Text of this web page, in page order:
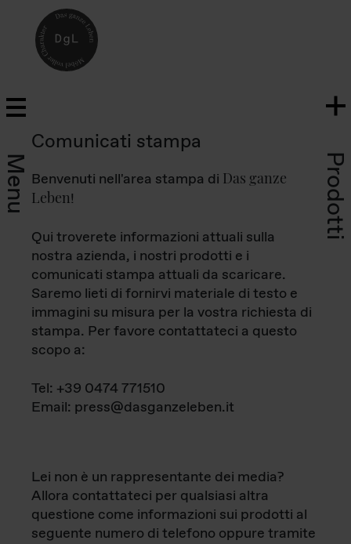
Menu Prodotti
Comunicati stampa
Benvenuti nell'area stampa di Das ganze
Leben!
Qui troverete informazioni attuali sulla
nostra azienda, i nostri prodotti e i
comunicati stampa attuali da scaricare.
Saremo lieti di fornirvi materiale di testo e
immagini su misura per la vostra richiesta di
stampa. Per favore contattateci a questo
scopo a:
Tel: +39 0474 771510
Email: press@dasganzeleben.it
Lei non è un rappresentante dei media?
Allora contattateci per qualsiasi altra
questione come informazioni sui prodotti al
seguente numero di telefono oppure tramite